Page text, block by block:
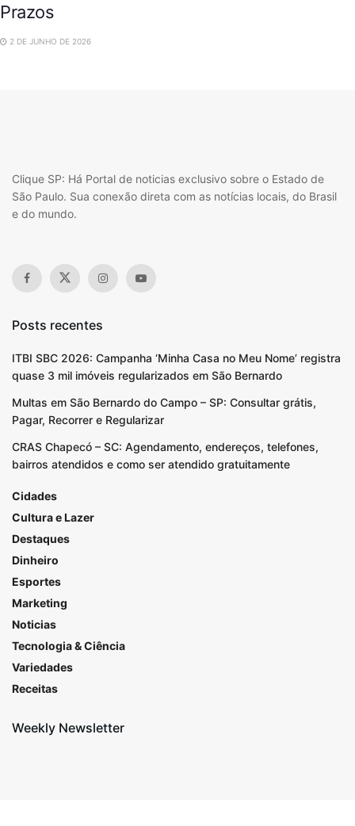
Prazos
2 DE JUNHO DE 2026
Clique SP: Há Portal de noticias exclusivo sobre o Estado de
São Paulo. Sua conexão direta com as notícias locais, do Brasil
e do mundo.
Posts recentes
ITBI SBC 2026: Campanha ‘Minha Casa no Meu Nome’ registra
quase 3 mil imóveis regularizados em São Bernardo
Multas em São Bernardo do Campo – SP: Consultar grátis,
Pagar, Recorrer e Regularizar
CRAS Chapecó – SC: Agendamento, endereços, telefones,
bairros atendidos e como ser atendido gratuitamente
Cidades
Cultura e Lazer
Destaques
Dinheiro
Esportes
Marketing
Noticias
Tecnologia & Ciência
Variedades
Receitas
Weekly Newsletter